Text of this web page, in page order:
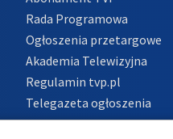
Rada Programowa
Ogłoszenia przetargowe
Akademia Telewizyjna
Regulamin tvp.pl
Telegazeta ogłoszenia
Informacje o nadawcy